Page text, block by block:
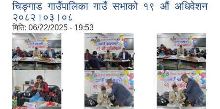
चिङ्गाड गाउँपालिका गाउँ सभाको १९ औं अधिवेशन
२०८२।०३।०८
मिति: 06/22/2025 - 19:53
, , ,
, , ,